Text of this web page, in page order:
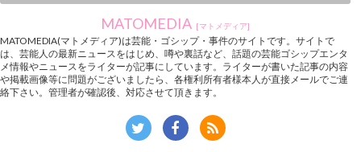
MATOMEDIA [マトメディア]
MATOMEDIA(マトメディア)は芸能・ゴシップ・事件のサイトです。サイトで
は、芸能人の最新ニュースをはじめ、噂や裏話など、話題の芸能ゴシップエンタ
メ情報やニュースをライターが記事にしています。ライターが書いた記事の内容
や掲載画像等に問題がございましたら、各権利所有者様本人が直接メールでご連
絡下さい。管理者が確認後、対応させて頂きます。